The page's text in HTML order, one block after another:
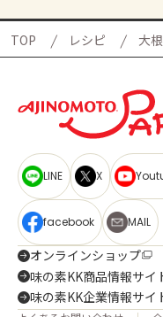
TOP レシピ 大
LINE X
facebook MAIL
オンラインショップ
味の素KK商品情報サイ
味の素KK企業情報サイ